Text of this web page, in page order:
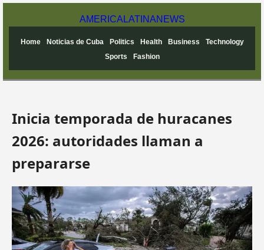
AMERICA LATINANEWS
Home Noticias de Cuba Politics Health Business
Technology
Sports
Fashion
Inicia temporada de huracanes
2026: autoridades llaman a
prepararse